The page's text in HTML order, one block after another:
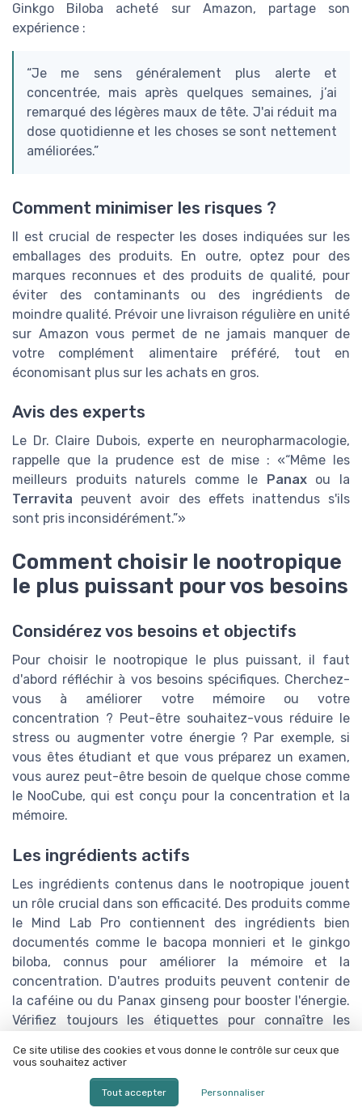
Ginkgo Biloba acheté sur Amazon, partage son
expérience :
“Je me sens généralement plus alerte et
concentrée, mais après quelques semaines, j’ai
remarqué des légères maux de tête. J'ai réduit ma
dose quotidienne et les choses se sont nettement
améliorées.”
Comment minimiser les risques ?
Il est crucial de respecter les doses indiquées sur les
emballages des produits. En outre, optez pour des
marques reconnues et des produits de qualité, pour
éviter des contaminants ou des ingrédients de
moindre qualité. Prévoir une livraison régulière en unité
sur Amazon vous permet de ne jamais manquer de
votre complément alimentaire préféré, tout en
économisant plus sur les achats en gros.
Avis des experts
Le Dr. Claire Dubois, experte en neuropharmacologie,
rappelle que la prudence est de mise :
“Même les
meilleurs produits naturels comme le Panax ou la
Terravita peuvent avoir des effets inattendus s'ils
sont pris inconsidérément.”
Comment choisir le nootropique
le plus puissant pour vos besoins
Considérez vos besoins et objectifs
Pour choisir le nootropique le plus puissant, il faut
d'abord réfléchir à vos besoins spécifiques. Cherchez-
vous à améliorer votre mémoire ou votre
concentration ? Peut-être souhaitez-vous réduire le
stress ou augmenter votre énergie ? Par exemple, si
vous êtes étudiant et que vous préparez un examen,
vous aurez peut-être besoin de quelque chose comme
le NooCube, qui est conçu pour la concentration et la
mémoire.
Les ingrédients actifs
Les ingrédients contenus dans le nootropique jouent
un rôle crucial dans son efficacité. Des produits comme
le Mind Lab Pro contiennent des ingrédients bien
documentés comme le bacopa monnieri et le ginkgo
biloba, connus pour améliorer la mémoire et la
concentration. D'autres produits peuvent contenir de
la caféine ou du Panax ginseng pour booster l'énergie.
Vérifiez toujours les étiquettes pour connaître les
Choisir des produits testés et approuvés
Il est essentiel d'opter pour des produits qui ont été
Ce site utilise des cookies et vous donne le contrôle sur ceux que
vous souhaitez activer
Tout accepter Personnaliser